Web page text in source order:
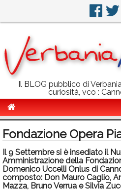
Il BLOG pubblico di
curiosità, vco :
Politica
Sport
Eventi
Fondazione Opera
Il 9 Settembre si è insediato il
Amministrazione della
Domenico Uccelli Onlus di
composto: Don Mauro Caglio,
Mazza, Bruno Verrua e Silvia